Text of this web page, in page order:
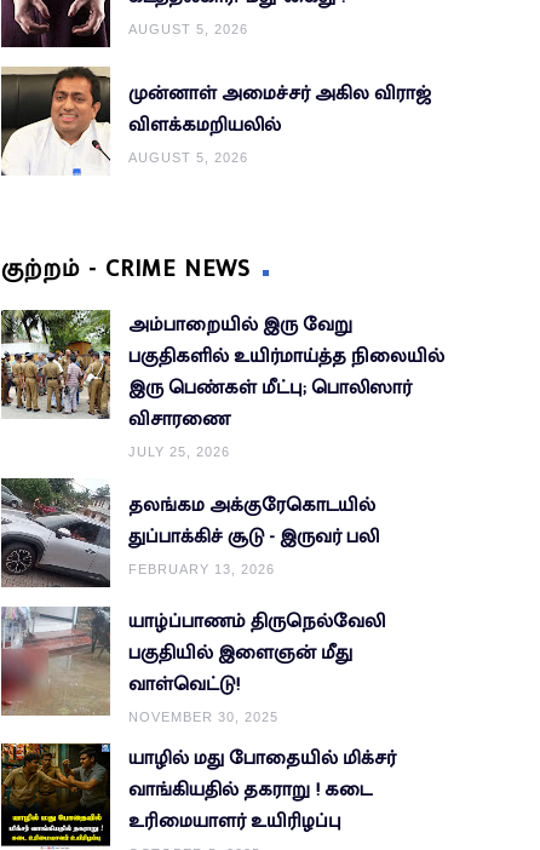
AUGUST 5, 2026
முன்னாள் அமைச்சர் அகில விராஜ்
விளக்கமறியலில்
AUGUST 5, 2026
குற்றம் - CRIME NEWS
அம்பாறையில் இரு வேறு
பகுதிகளில் உயிர்மாய்த்த நிலையில்
இரு பெண்கள் மீட்பு; பொலிஸார்
விசாரணை
JULY 25, 2026
தலங்கம அக்குரேகொடயில்
துப்பாக்கிச் சூடு - இருவர் பலி
FEBRUARY 13, 2026
யாழ்ப்பாணம் திருநெல்வேலி
பகுதியில் இளைஞன் மீது
வாள்வெட்டு!
NOVEMBER 30, 2025
யாழில் மது போதையில் மிக்சர்
வாங்கியதில் தகராறு ! கடை
உரிமையாளர் உயிரிழப்பு